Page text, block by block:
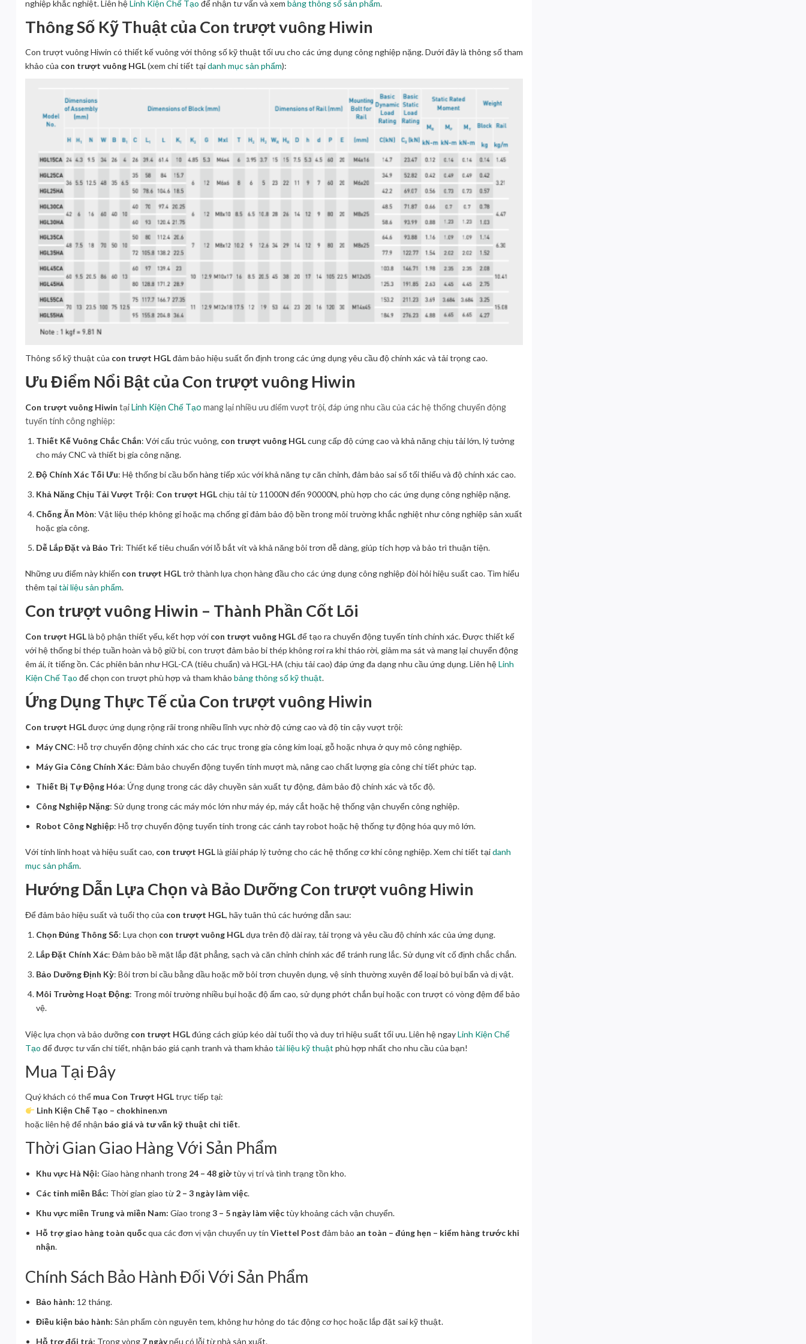
nghiệp khắc nghiệt. Liên hệLinh Kiện Chế Tạo để nhận tư vấn và xem bảng thông số sản phẩm.
Thông Số Kỹ Thuật của Con trượt vuông Hiwin
Con trượt vuông Hiwin có thiết kế vuông với thông số kỹ thuật tối ưu cho các ứng dụng công nghiệp nặng. Dưới đây là thông số tham
khảo của con trượt vuông HGL(xem chi tiết tạidanh mục sản phẩm):
Thông số kỹ thuật của con trượt HGLđảm bảo hiệu suất ổn định trong các ứng dụng yêu cầu độ chính xác và tải trọng cao.
Ưu Điểm Nổi Bật của Con trượt vuông Hiwin
Con trượt vuông Hiwin tạiLinh Kiện Chế Tạo mang lại nhiều ưu điểm vượt trội, đáp ứng nhu cầu của các hệ thống chuyển động
tuyến tính công nghiệp:
Thiết Kế Vuông Chắc Chắn: Với cấu trúc vuông, con trượt vuông HGLcung cấp độ cứng cao và khả năng chịu tải lớn, lý tưởng
cho máy CNC và thiết bị gia công nặng.
Độ Chính Xác Tối Ưu: Hệ thống bi cầu bốn hàng tiếp xúc với khả năng tự căn chỉnh, đảm bảo sai số tối thiểu và độ chính xác cao.
Khả Năng Chịu Tải Vượt Trội: Con trượt HGLchịu tải từ 11000N đến 90000N, phù hợp cho các ứng dụng công nghiệp nặng.
Chống Ăn Mòn: Vật liệu thép không gỉ hoặc mạ chống gỉ đảm bảo độ bền trong môi trường khắc nghiệt như công nghiệp sản xuất
hoặc gia công.
Dễ Lắp Đặt và Bảo Trì: Thiết kế tiêu chuẩn với lỗ bắt vít và khả năng bôi trơn dễ dàng, giúp tích hợp và bảo trì thuận tiện.
Những ưu điểm này khiến con trượt HGLtrở thành lựa chọn hàng đầu cho các ứng dụng công nghiệp đòi hỏi hiệu suất cao. Tìm hiểu
thêm tạitài liệu sản phẩm.
Con trượt vuông Hiwin – Thành Phần Cốt Lõi
Con trượt HGLlà bộ phận thiết yếu, kết hợp với con trượt vuông HGLđể tạo ra chuyển động tuyến tính chính xác. Được thiết kế
với hệ thống bi thép tuần hoàn và bộ giữ bi, con trượt đảm bảo bi thép không rơi ra khi tháo rời, giảm ma sát và mang lại chuyển động
êm ái, ít tiếng ồn. Các phiên bản như HGL-CA (tiêu chuẩn) và HGL-HA (chịu tải cao) đáp ứng đa dạng nhu cầu ứng dụng. Liên hệLinh
Kiện Chế Tạo để chọn con trượt phù hợp và tham khảo bảng thông số kỹ thuật.
Ứng Dụng Thực Tế của Con trượt vuông Hiwin
Con trượt HGLđược ứng dụng rộng rãi trong nhiều lĩnh vực nhờ độ cứng cao và độ tin cậy vượt trội:
Máy CNC: Hỗ trợ chuyển động chính xác cho các trục trong gia công kim loại, gỗ hoặc nhựa ở quy mô công nghiệp.
Máy Gia Công Chính Xác: Đảm bảo chuyển động tuyến tính mượt mà, nâng cao chất lượng gia công chi tiết phức tạp.
Thiết Bị Tự Động Hóa: Ứng dụng trong các dây chuyền sản xuất tự động, đảm bảo độ chính xác và tốc độ.
Công Nghiệp Nặng: Sử dụng trong các máy móc lớn như máy ép, máy cắt hoặc hệ thống vận chuyển công nghiệp.
Robot Công Nghiệp: Hỗ trợ chuyển động tuyến tính trong các cánh tay robot hoặc hệ thống tự động hóa quy mô lớn.
Với tính linh hoạt và hiệu suất cao, con trượt HGLlà giải pháp lý tưởng cho các hệ thống cơ khí công nghiệp. Xem chi tiết tạidanh
mục sản phẩm.
Hướng Dẫn Lựa Chọn và Bảo Dưỡng Con trượt vuông Hiwin
Để đảm bảo hiệu suất và tuổi thọ của con trượt HGL, hãy tuân thủ các hướng dẫn sau:
Chọn Đúng Thông Số: Lựa chọn con trượt vuông HGLdựa trên độ dài ray, tải trọng và yêu cầu độ chính xác của ứng dụng.
Lắp Đặt Chính Xác: Đảm bảo bề mặt lắp đặt phẳng, sạch và căn chỉnh chính xác để tránh rung lắc. Sử dụng vít cố định chắc chắn.
Bảo Dưỡng Định Kỳ: Bôi trơn bi cầu bằng dầu hoặc mỡ bôi trơn chuyên dụng, vệ sinh thường xuyên để loại bỏ bụi bẩn và dị vật.
Môi Trường Hoạt Động: Trong môi trường nhiều bụi hoặc độ ẩm cao, sử dụng phớt chắn bụi hoặc con trượt có vòng đệm để bảo
vệ.
Việc lựa chọn và bảo dưỡng con trượt HGLđúng cách giúp kéo dài tuổi thọ và duy trì hiệu suất tối ưu. Liên hệ ngayLinh Kiện Chế
Tạo để được tư vấn chi tiết, nhận báo giá cạnh tranh và tham khảo tài liệu kỹ thuật phù hợp nhất cho nhu cầu của bạn!
Mua Tại Đây
Quý khách có thể mua Con Trượt HGLtrực tiếp tại:
Linh Kiện Chế Tạo – chokhinen.vn
hoặc liên hệ để nhận báo giá và tư vấn kỹ thuật chi tiết.
Thời Gian Giao Hàng Với Sản Phẩm
Khu vực Hà Nội: Giao hàng nhanh trong 24 – 48 giờtùy vị trí và tình trạng tồn kho.
Các tỉnh miền Bắc: Thời gian giao từ 2 – 3 ngày làm việc.
Khu vực miền Trung và miền Nam: Giao trong3 – 5 ngày làm việctùy khoảng cách vận chuyển.
Hỗ trợ giao hàng toàn quốcqua các đơn vị vận chuyển uy tín Viettel Post đảm bảo an toàn – đúng hẹn – kiểm hàng trước khi
nhận.
Chính Sách Bảo Hành Đối Với Sản Phẩm
Bảo hành: 12 tháng.
Điều kiện bảo hành: Sản phẩm còn nguyên tem, không hư hỏng do tác động cơ học hoặc lắp đặt sai kỹ thuật.
Hỗ trợ đổi trả: Trong vòng 7 ngàynếu có lỗi từ nhà sản xuất.